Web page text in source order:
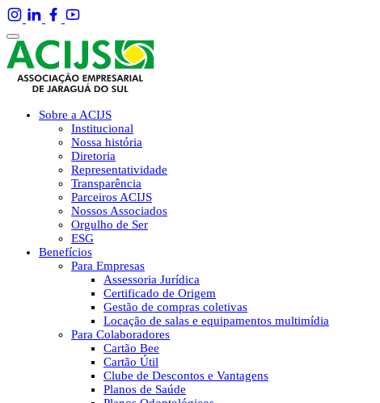
Sobre a ACIJS
Institucional
Nossa história
Diretoria
Representatividade
Transparência
Parceiros ACIJS
Nossos Associados
Orgulho de Ser
ESG
Benefícios
Para Empresas
Assessoria Jurídica
Certificado de Origem
Gestão de compras coletivas
Locação de salas e equipamentos multimídia
Para Colaboradores
Cartão Bee
Cartão Útil
Clube de Descontos e Vantagens
Planos de Saúde